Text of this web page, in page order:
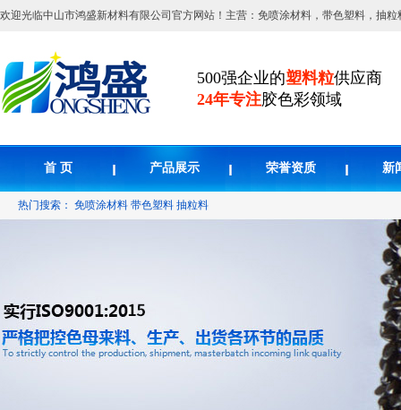
欢迎光临中山市鸿盛新材料有限公司官方网站！主营：免喷涂材料，带色塑料，抽粒
500强企业的塑料粒供应商
24年专注胶色彩领域
首 页 产品展示 荣誉资质 新
热门搜索： 免喷涂材料 带色塑料 抽粒料